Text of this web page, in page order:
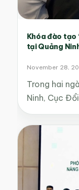
Khóa đào tạo
tại Quảng
November 28,
Trong hai
Ninh, Cục